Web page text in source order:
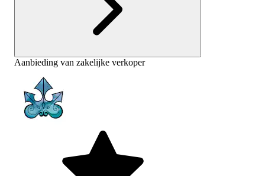
Aanbieding van zakelijke verkoper